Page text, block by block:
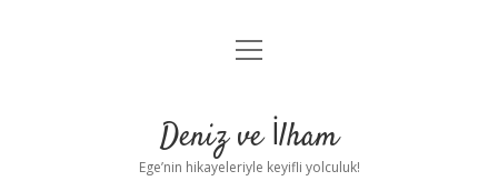
Anasayfa
Yasal Uyarı
menüyü
Deniz ve İlham
Ege’nin hikayeleriyle keyifli yolculuk!